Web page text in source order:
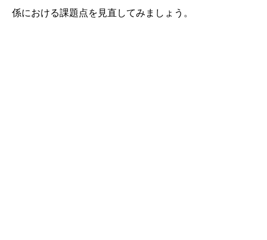
係における課題点を見直してみましょう。